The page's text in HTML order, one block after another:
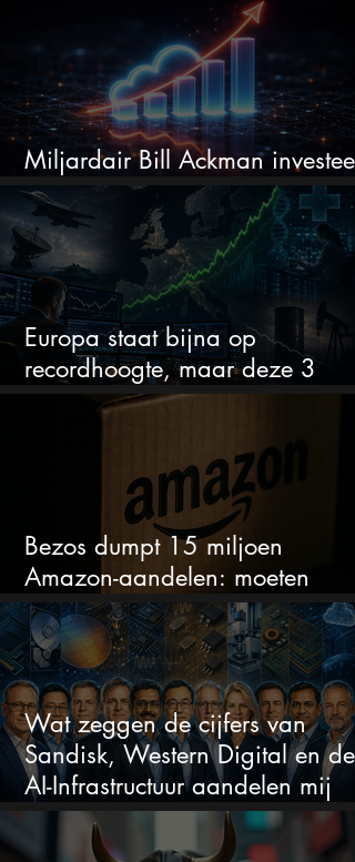
Miljardair Bill Ackman investeert
miljarden in dit techaandeel
Europa staat bijna op
recordhoogte, maar deze 3
sectoren vallen nu op
Bezos dumpt 15 miljoen
Amazon-aandelen: moeten
beleggers zich zorgen maken?
Wat zeggen de cijfers van
Sandisk, Western Digital en de
AI-Infrastructuur aandelen mij
werkelijk